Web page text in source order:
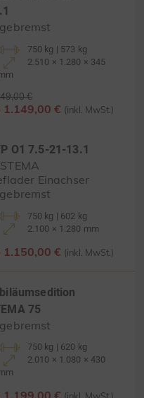
750 kg | 573 kg
2.510 × 1.280 × 345
€
1.149,00 € (inkl. MwSt.)
O1 7.5-21-13.1
Einachser
750 kg | 602 kg
2.100 × 1.280 mm
1.150,00 € (inkl. MwSt.)
75
750 kg | 620 kg
2.010 × 1.080 × 430